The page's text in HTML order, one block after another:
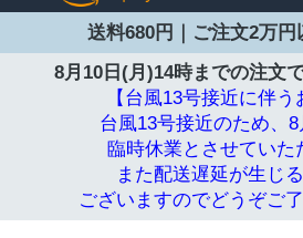
送料680円｜ご注文2万円
8月10日(月)14時までの注文
【台風13号接近に伴う
台風13号接近のため、
臨時休業とさせていた
また配送遅延が生じ
ございますのでどうぞご